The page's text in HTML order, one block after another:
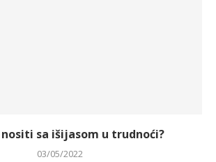
nositi sa išijasom u trudnoći?
03/05/2022